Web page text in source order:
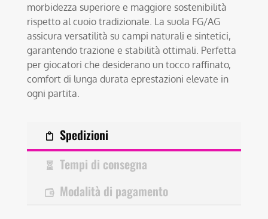
morbidezza superiore e maggiore sostenibilità
rispetto al cuoio tradizionale. La suola FG/AG
assicura versatilità su campi naturali e sintetici,
garantendo trazione e stabilità ottimali. Perfetta
per giocatori che desiderano un tocco raffinato,
comfort di lunga durata eprestazioni elevate in
ogni partita.
Spedizioni
Tempi di consegna
Modalità di pagamento